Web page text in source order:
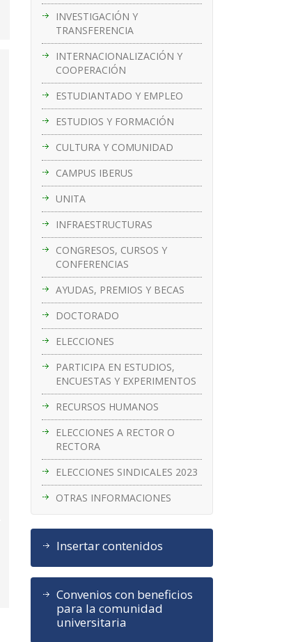
INVESTIGACIÓN Y
TRANSFERENCIA
INTERNACIONALIZACIÓN Y
COOPERACIÓN
ESTUDIANTADO Y EMPLEO
ESTUDIOS Y FORMACIÓN
CULTURA Y COMUNIDAD
CAMPUS IBERUS
UNITA
INFRAESTRUCTURAS
CONGRESOS, CURSOS Y
CONFERENCIAS
AYUDAS, PREMIOS Y BECAS
DOCTORADO
ELECCIONES
PARTICIPA EN ESTUDIOS,
ENCUESTAS Y EXPERIMENTOS
RECURSOS HUMANOS
ELECCIONES A RECTOR O
RECTORA
ELECCIONES SINDICALES 2023
OTRAS INFORMACIONES
Insertar contenidos
Convenios con beneficios
para la comunidad
universitaria